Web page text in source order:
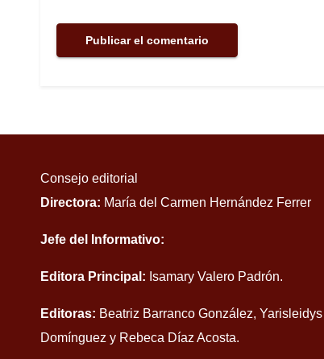
Consejo editorial
Directora: María del Carmen Hernández Ferrer
Jefe del Informativo:
Editora Principal: Isamary Valero Padrón.
Editoras: Beatriz Barranco González, Yarisleidys
Domínguez y Rebeca Díaz Acosta.